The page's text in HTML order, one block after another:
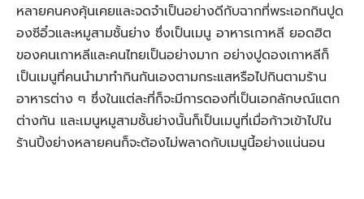
หลายคนคงคุ้นเคยและจดจำเป็นอย่างดีกับฉากที่พระเอกกินปูด
องซีอิ๋วและหมูสามชั้นย่าง ซึ่งเป็นเมนู อาหารเกาหลี ยอดฮิต
ของคนเกาหลีและคนไทยเป็นอย่างมาก อย่างปูดองเกาหลีก็
เป็นเมนูที่คนนำมาทำกินกันเองตามกระแสหรือไปกินตามร้าน
อาหารต่าง ๆ ซึ่งในแต่ละที่ก็จะมีการดองที่เป็นเอกลักษณ์แตก
ต่างกัน และเมนูหมูสามชั้นย่างนั้นก็เป็นเมนูที่เมื่อก้าวเข้าไปใน
ร้านปิ้งย่างหลายคนก็จะต้องไม่พลาดกับเมนูนี้อย่างแน่นอน